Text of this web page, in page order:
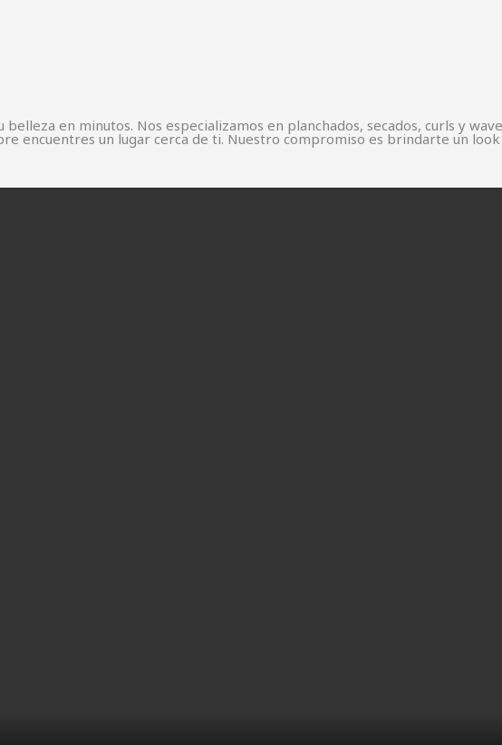
en minutos. Nos especializamos en planchados, secados, curls y
encuentres un lugar cerca de ti. Nuestro compromiso es brindarte un